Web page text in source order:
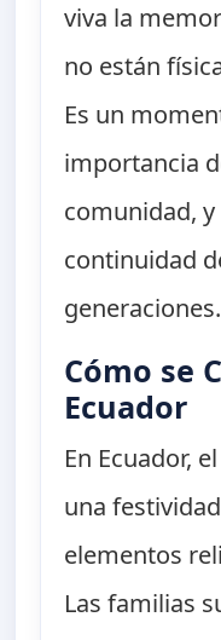
viva la
no están
Es un
importancia
comunidad,
continuidad
generaciones.
Cómo se
Ecuador
En Ecuador,
una
elementos
Las familias